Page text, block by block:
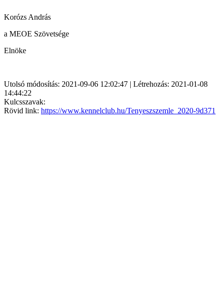
Korózs András
a MEOE Szövetsége
Elnöke
Utolsó módosítás: 2021-09-06 12:02:47 | Létrehozás: 2021-01-08
14:44:22
Kulcsszavak:
Rövid link: https://www.kennelclub.hu/Tenyeszszemle_2020-9d371